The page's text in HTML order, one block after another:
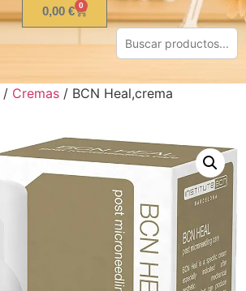
0,00 € 0
/ Cremas / BCN Heal,crema